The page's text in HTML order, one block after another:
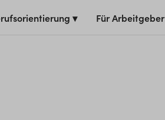
▾ Für Arbeitgeber